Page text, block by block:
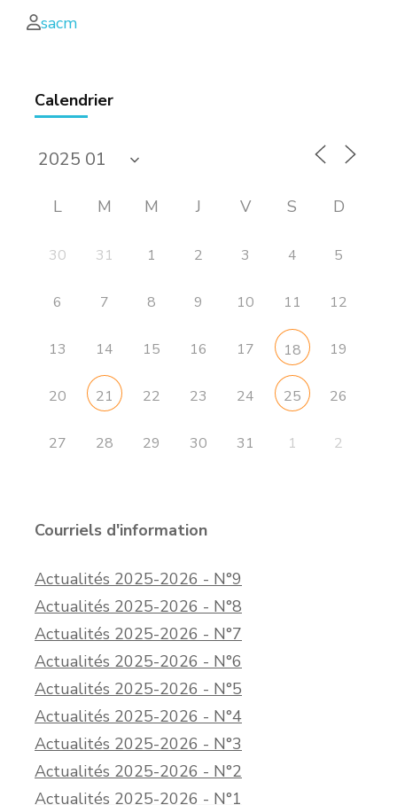
sacm
Calendrier
L M M J V S D
30 31 1 2 3 4 5
6 7 8 9 10 11 12
13 14 15 16 17 18 19
20 21 22 23 24 25 26
27 28 29 30 31 1 2
Courriels d'information
Actualités 2025-2026 - N°9
Actualités 2025-2026 - N°8
Actualités 2025-2026 - N°7
Actualités 2025-2026 - N°6
Actualités 2025-2026 - N°5
Actualités 2025-2026 - N°4
Actualités 2025-2026 - N°3
Actualités 2025-2026 - N°2
Actualités 2025-2026 - N°1